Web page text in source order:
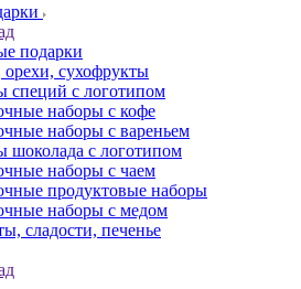
подарки
сухофрукты
специй с логотипом
наборы с кофе
наборы с вареньем
шоколада с логотипом
наборы с чаем
продуктовые наборы
наборы с медом
сладости, печенье